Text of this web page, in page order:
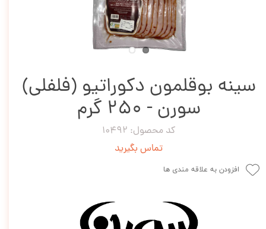
سینه بوقلمون دکوراتیو (فلفلی)
سورن - 250 گرم
کد محصول: 10492
تماس بگیرید
افزودن به علاقه مندی ها